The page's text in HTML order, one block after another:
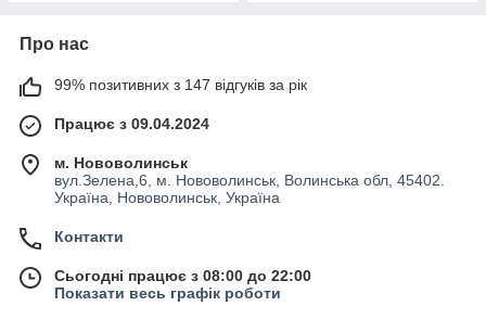
Про нас
99% позитивних з 147 відгуків за рік
Працює з 09.04.2024
м. Нововолинськ
вул.Зелена,6, м. Нововолинськ, Волинська обл, 45402.
Україна, Нововолинськ, Україна
Контакти
Сьогодні працює з 08:00 до 22:00
Показати весь графік роботи